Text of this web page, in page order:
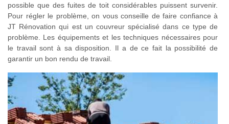
possible que des fuites de toit considérables puissent survenir.
Pour régler le problème, on vous conseille de faire confiance à
JT Rénovation qui est un couvreur spécialisé dans ce type de
problème. Les équipements et les techniques nécessaires pour
le travail sont à sa disposition. Il a de ce fait la possibilité de
garantir un bon rendu de travail.